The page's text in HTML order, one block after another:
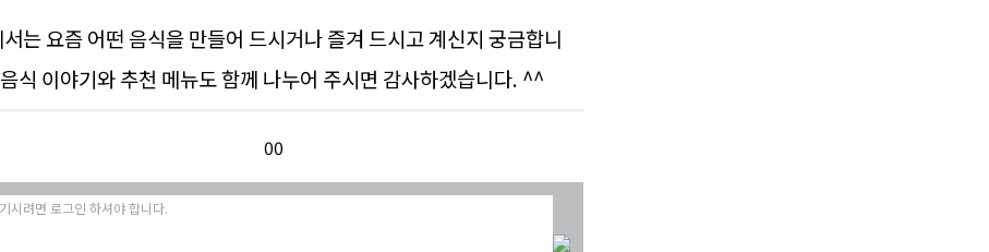
는 요즘 어떤 음식을 만들어 드시거나 즐겨 드시고 계신지 궁금합니
식 이야기와 추천 메뉴도 함께 나누어 주시면 감사하겠습니다. ^^
00